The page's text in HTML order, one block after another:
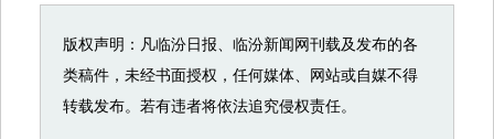
版权声明：凡临汾日报、临汾新闻网刊载及发布的各
类稿件，未经书面授权，任何媒体、网站或自媒不得
转载发布。若有违者将依法追究侵权责任。